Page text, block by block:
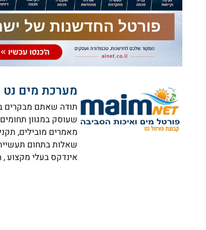
מערכת מים נט
תודה שאתם מבקרים
שעוסק במגוון
מאמרים מובילים,
שאלות בתחום
אינדקס בעלי מקצוע ,